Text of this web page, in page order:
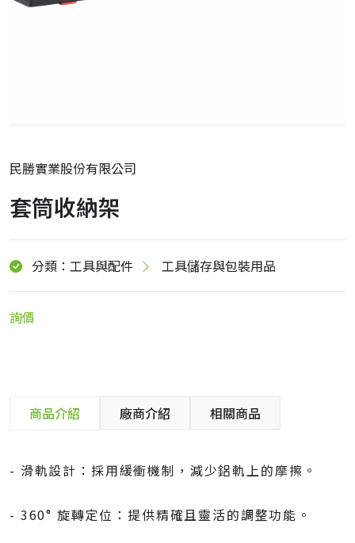
民勝實業股份有限公司
套筒收納架
分類：工具與配件 工具儲存與包裝用品
詢價
商品介紹 廠商介紹 相關商品
- 滑軌設計：採用緩衝機制，減少鋁軌上的摩擦。
- 360° 旋轉定位：提供精確且靈活的調整功能。